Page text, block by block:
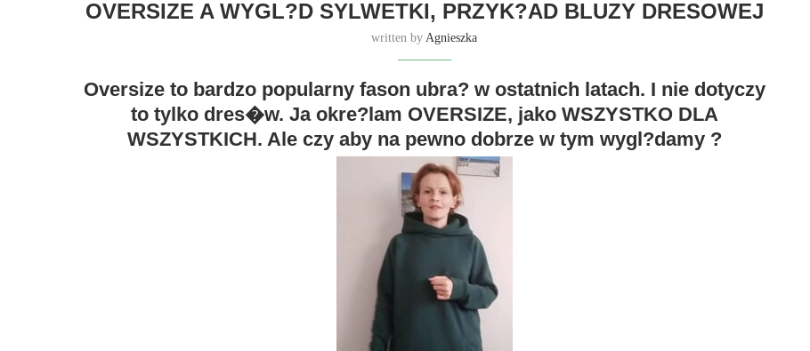
OVERSIZE A WYGL?D SYLWETKI, PRZYK?AD BLUZY DRESOWEJ
written byAgnieszka
Oversize to bardzo popularny fason ubra? w ostatnich latach. I nie dotyczy
to tylko dres�w. Ja okre?lam OVERSIZE, jako WSZYSTKO DLA
WSZYSTKICH. Ale czy aby na pewno dobrze w tym wygl?damy ?